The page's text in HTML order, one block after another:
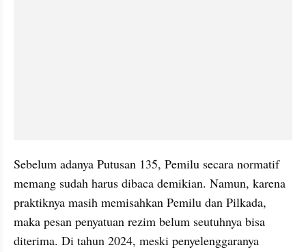
Sebelum adanya Putusan 135, Pemilu secara normatif
memang sudah harus dibaca demikian. Namun, karena
praktiknya masih memisahkan Pemilu dan Pilkada,
maka pesan penyatuan rezim belum seutuhnya bisa
diterima. Di tahun 2024, meski penyelenggaranya